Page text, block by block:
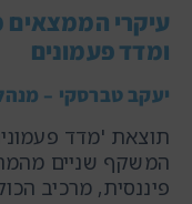
ומדד פעמונים
יעקב טברסקי –
המשקף שניים
פיננסית, מרכיב